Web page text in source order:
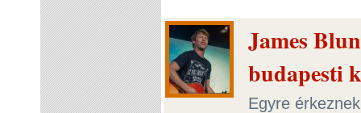
James
budapesti
Egyre